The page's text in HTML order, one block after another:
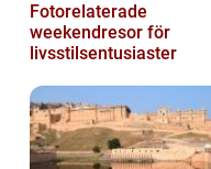
Fotorelaterade
weekendresor för
livsstilsentusiaster